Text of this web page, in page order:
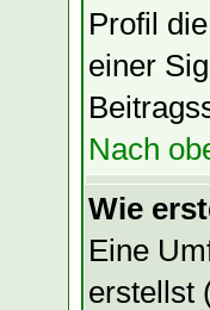
Profil
einer
Nach
Wie
Eine
erstellst